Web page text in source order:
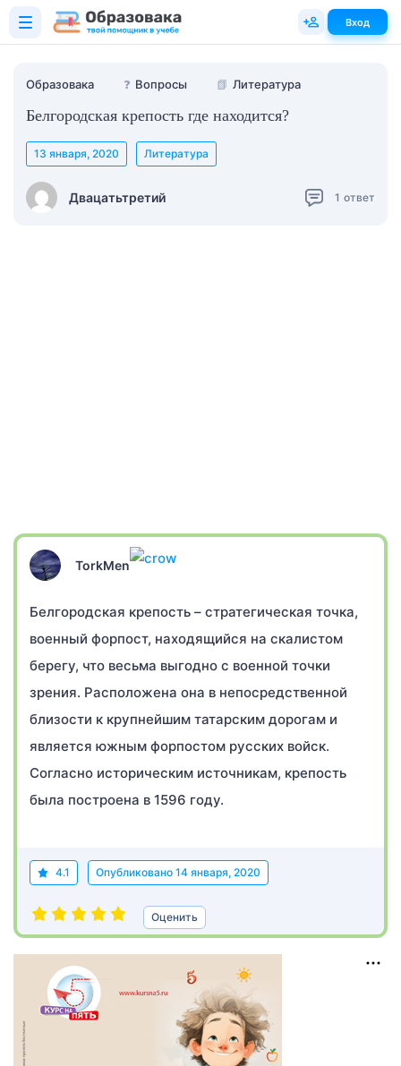
Образовака ❓ Вопросы 📗 Литература
Белгородская крепость где находится?
Двацатьтретий
13 января, 2020 Литература
1 ответ
TorkMen
Белгородская крепость – стратегическая точка,
военный форпост, находящийся на скалистом
берегу, что весьма выгодно с военной точки
зрения. Расположена она в непосредственной
близости к крупнейшим татарским дорогам и
является южным форпостом русских войск.
Согласно историческим источникам, крепость
была построена в 1596 году.
4.1 Опубликовано 14 января, 2020
Оценить
Вход